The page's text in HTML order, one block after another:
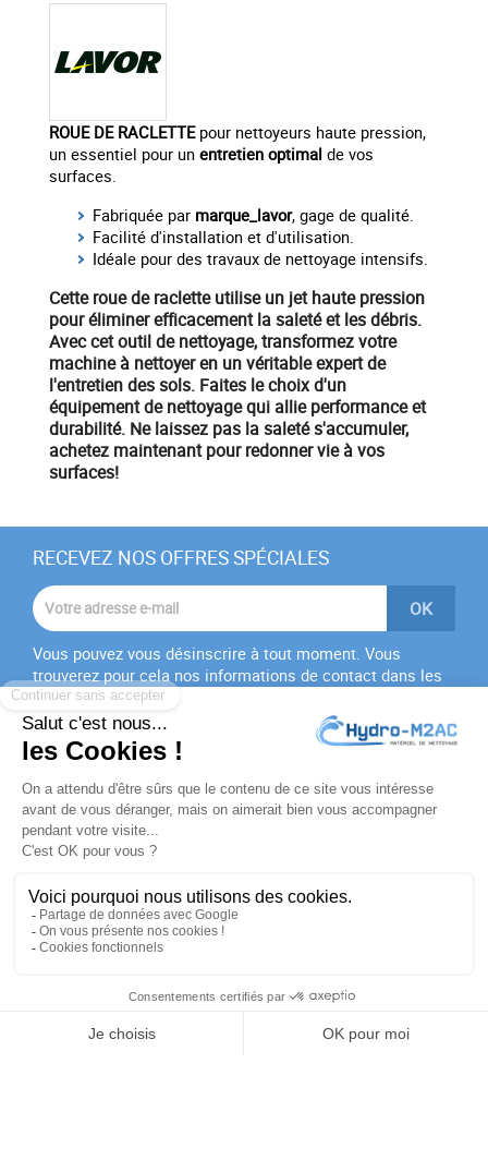
ROUE DE RACLETTEpour nettoyeurs haute pression,
un essentiel pour un entretien optimal de vos
surfaces.
Fabriquée par marque_lavor, gage de qualité.
Facilité d'installation et d'utilisation.
Idéale pour des travaux de nettoyage intensifs.
Cette roue de raclette utilise un jet haute pression
pour éliminer efficacement la saleté et les débris.
Avec cetoutil de nettoyage, transformez votre
machine à nettoyeren un véritable expert de
l'entretien des sols. Faites le choix d'un
équipementde nettoyage qui allie performance et
durabilité. Ne laissez pas la saleté s'accumuler,
achetez maintenantpour redonner vie à vos
surfaces!
RECEVEZ NOS OFFRES SPÉCIALES
Vous pouvez vous désinscrire à tout moment. Vous
trouverez pour cela nos informations de contact dans les
conditions d'utilisation du site.
J'accepte lesconditions générales
politique de
confidentialité
PRODUITS
NOTRE SOCIÉTÉ
VOTRE COMPTE